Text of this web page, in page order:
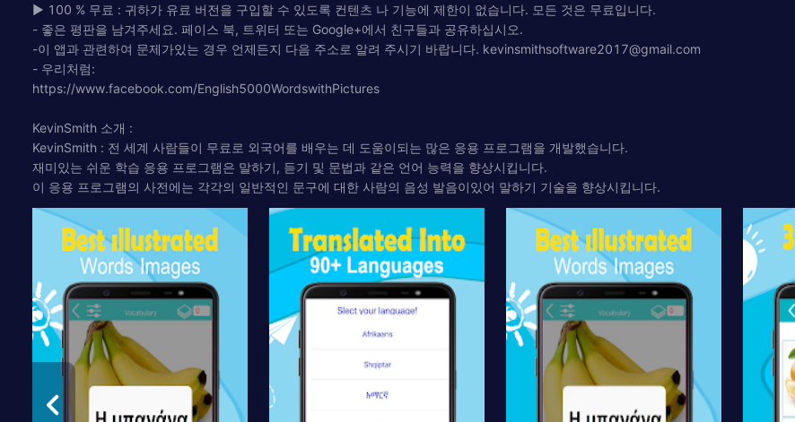
► 100 % 무료 : 귀하가 유료 버전을 구입할 수 있도록 컨텐츠 나 기능에 제한이 없습니다. 모든 것은 무료입니다.
- 좋은 평판을 남겨주세요. 페이스 북, 트위터 또는 Google+에서 친구들과 공유하십시오.
-이 앱과 관련하여 문제가있는 경우 언제든지 다음 주소로 알려 주시기 바랍니다. kevinsmithsoftware2017@gmail.com
- 우리처럼:
https://www.facebook.com/English5000WordswithPictures
KevinSmith 소개 :
KevinSmith : 전 세계 사람들이 무료로 외국어를 배우는 데 도움이되는 많은 응용 프로그램을 개발했습니다.
재미있는 쉬운 학습 응용 프로그램은 말하기, 듣기 및 문법과 같은 언어 능력을 향상시킵니다.
이 응용 프로그램의 사전에는 각각의 일반적인 문구에 대한 사람의 음성 발음이있어 말하기 기술을 향상시킵니다.